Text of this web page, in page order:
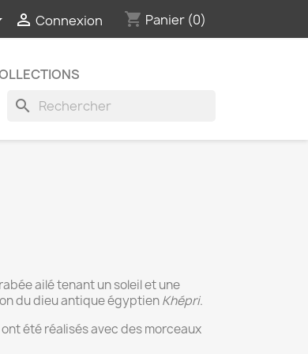
 Connexion shopping_cart Panier (0)
search
ailé tenant un soleil et une
du dieu antique égyptienKhépri.
été réalisés avec des morceaux